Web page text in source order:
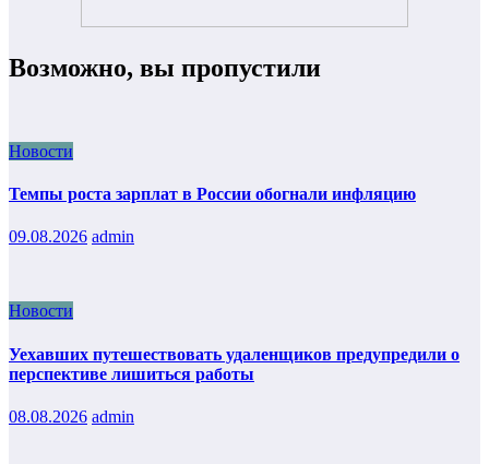
Возможно, вы пропустили
Новости
Темпы роста зарплат в России обогнали инфляцию
09.08.2026 admin
Новости
Уехавших путешествовать удаленщиков предупредили о
перспективе лишиться работы
08.08.2026 admin